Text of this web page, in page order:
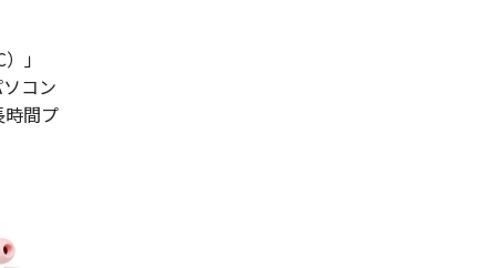
」
コン
時間プ